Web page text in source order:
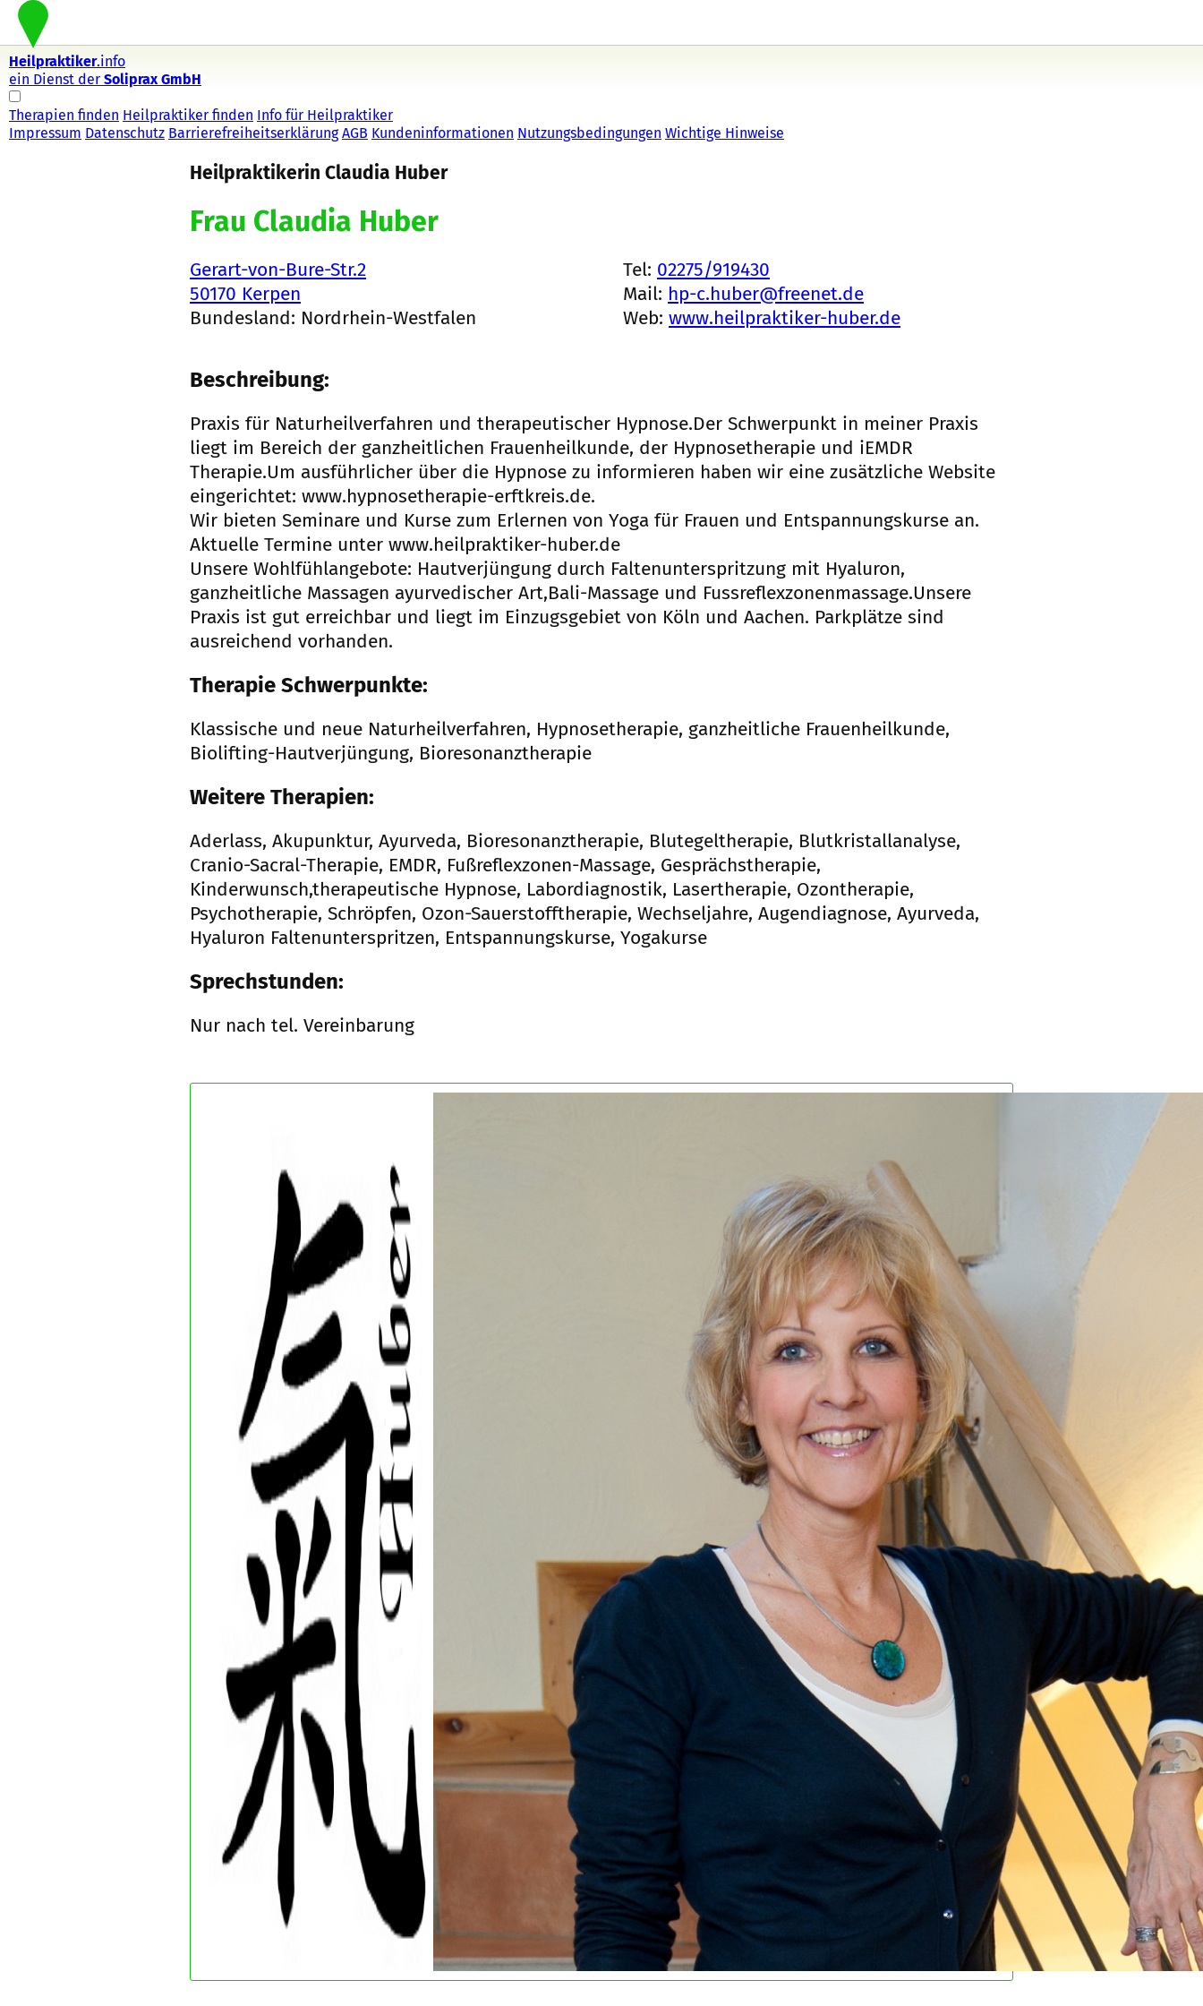
Heilpraktiker.info
ein Dienst der Soliprax GmbH
Therapien finden Heilpraktiker finden Info für Heilpraktiker
Impressum Datenschutz Barrierefreiheitserklärung AGB Kundeninformationen Nutzungsbedingungen Wichtige Hinweise
Heilpraktikerin Claudia Huber
Frau Claudia Huber
Gerart-von-Bure-Str.2
50170 Kerpen
Bundesland: Nordrhein-Westfalen
Tel: 02275/919430
Mail: hp-c.huber@freenet.de
Web: www.heilpraktiker-huber.de
Beschreibung:
Praxis für Naturheilverfahren und therapeutischer Hypnose.Der Schwerpunkt in meiner Praxis
liegt im Bereich der ganzheitlichen Frauenheilkunde, der Hypnosetherapie und iEMDR
Therapie.Um ausführlicher über die Hypnose zu informieren haben wir eine zusätzliche Website
eingerichtet: www.hypnosetherapie-erftkreis.de.
Wir bieten Seminare und Kurse zum Erlernen von Yoga für Frauen und Entspannungskurse an.
Aktuelle Termine unter www.heilpraktiker-huber.de
Unsere Wohlfühlangebote: Hautverjüngung durch Faltenunterspritzung mit Hyaluron,
ganzheitliche Massagen ayurvedischer Art,Bali-Massage und Fussreflexzonenmassage.Unsere
Praxis ist gut erreichbar und liegt im Einzugsgebiet von Köln und Aachen. Parkplätze sind
ausreichend vorhanden.
Therapie Schwerpunkte:
Klassische und neue Naturheilverfahren, Hypnosetherapie, ganzheitliche Frauenheilkunde,
Biolifting-Hautverjüngung, Bioresonanztherapie
Weitere Therapien:
Aderlass, Akupunktur, Ayurveda, Bioresonanztherapie, Blutegeltherapie, Blutkristallanalyse,
Cranio-Sacral-Therapie, EMDR, Fußreflexzonen-Massage, Gesprächstherapie,
Kinderwunsch,therapeutische Hypnose, Labordiagnostik, Lasertherapie, Ozontherapie,
Psychotherapie, Schröpfen, Ozon-Sauerstofftherapie, Wechseljahre, Augendiagnose, Ayurveda,
Hyaluron Faltenunterspritzen, Entspannungskurse, Yogakurse
Sprechstunden:
Nur nach tel. Vereinbarung